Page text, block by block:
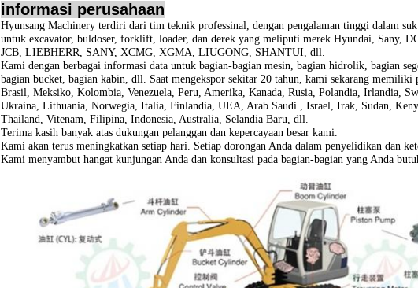
informasi perusahaan
Hyunsang Machinery terdiri dari tim teknik professinal, dengan pengalaman tinggi dalam
untuk excavator, buldoser, forklift, loader, dan derek yang meliputi merek Hyundai, Sany,
JCB, LIEBHERR, SANY, XCMG, XGMA, LIUGONG, SHANTUI, dll.
Kami dengan berbagai informasi data untuk bagian-bagian mesin, bagian hidrolik, bagian
bagian bucket, bagian kabin, dll. Saat mengekspor sekitar 20 tahun, kami sekarang memiliki
Brasil, Meksiko, Kolombia, Venezuela, Peru, Amerika, Kanada, Rusia, Polandia, Irlandia,
Ukraina, Lithuania, Norwegia, Italia, Finlandia, UEA, Arab Saudi , Israel, Irak, Sudan,
Thailand, Vitenam, Filipina, Indonesia, Australia, Selandia Baru, dll.
Terima kasih banyak atas dukungan pelanggan dan kepercayaan besar kami.
Kami akan terus meningkatkan setiap hari. Setiap dorongan Anda dalam penyelidikan dan
Kami menyambut hangat kunjungan Anda dan konsultasi pada bagian-bagian yang Anda